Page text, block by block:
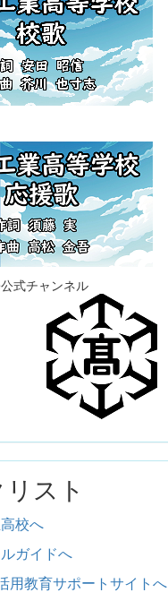
式チャンネル
スト
校へ
ガイドへ
用教育サポートサイトへ